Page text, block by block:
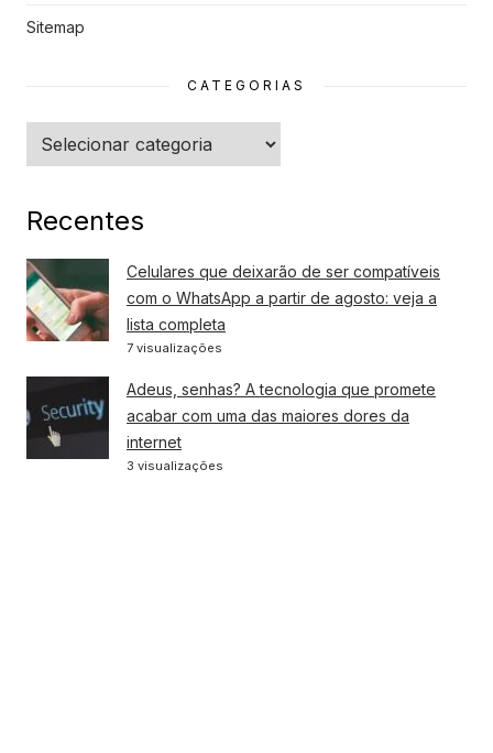
Sitemap
CATEGORIAS
Categorias
Recentes
Celulares que deixarão de ser compatíveis
com o WhatsApp a partir de agosto: veja a
lista completa
7 visualizações
Adeus, senhas? A tecnologia que promete
acabar com uma das maiores dores da
internet
3 visualizações